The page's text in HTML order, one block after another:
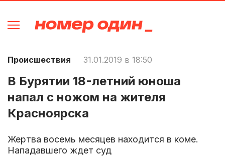
Происшествия 31.01.2019 в 18:50
В Бурятии 18-летний юноша
напал с ножом на жителя
Красноярска
Жертва восемь месяцев находится в коме.
Нападавшего ждет суд